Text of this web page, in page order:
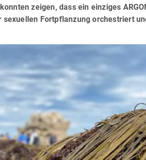
zeigen, dass ein einziges
Fortpflanzung orchestriert